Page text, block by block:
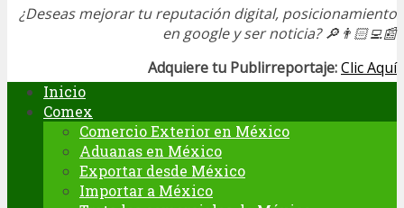
¿Deseas mejorar tu reputación digital, posicionamiento
en google y ser noticia?🔎👨🏻‍💻📰
Adquiere tu Publirreportaje:Clic Aquí
Inicio
Comex
Comercio Exterior en México
Aduanas en México
Exportar desde México
Importar a México